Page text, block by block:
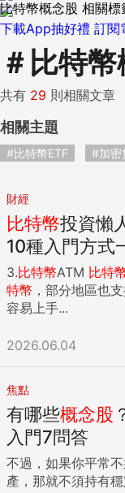
下載App抽好禮 訂閱
比特幣概念股 相關標
＃ 比特
共有 29 則相關文章
相關主題
#比特幣ETF #加密
財經
比特幣投資懶
10種入門方式
3.比特幣ATM 比特
特幣 ，部分地區也
容易上手...
2026.06.04
焦點
有哪些概念股
入門7問答
不過，如果你平常
產，那就不須持有